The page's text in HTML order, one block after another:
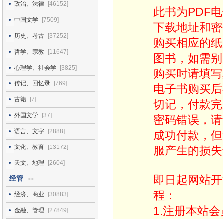
政治、法律 [46152]
中国文学 [7509]
历史、考古 [37252]
哲学、宗教 [11647]
心理学、社会学 [3825]
传记、回忆录 [769]
古籍 [7]
外国文学 [37]
语言、文字 [2888]
文化、教育 [13172]
天文、地理 [2604]
经管 >>
经济、商业 [30883]
金融、管理 [27849]
此书为PDF
下载地址和
购买相应的
图书，如需
购买时请填
电子书购买
切记，付款
密码错误，
成功付款，
服产生的损
即日起网站
程：
1.注册本站会